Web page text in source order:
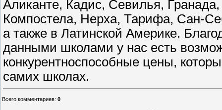
Аликанте, Кадис, Севилья,
Компостела, Нерха, Тарифа, Сан-
а также в Латинской Америке.
данными школами у нас есть
конкурентноспособные цены,
самих школах.
Всего комментариев: 0